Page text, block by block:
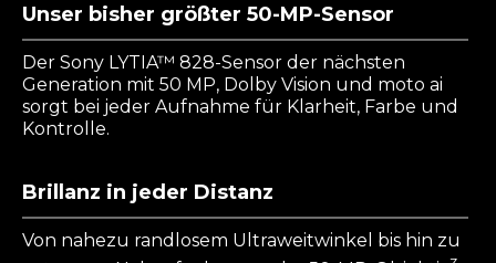
Unser bisher größter 50-MP-Sensor
Der Sony LYTIA™ 828-Sensor der nächsten
Generation mit 50 MP, Dolby Vision und moto ai
sorgt bei jeder Aufnahme für Klarheit, Farbe und
Kontrolle.
Brillanz in jeder Distanz
Von nahezu randlosem Ultraweitwinkel bis hin zu